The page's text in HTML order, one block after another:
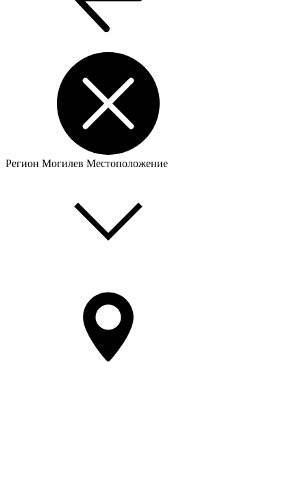
Регион Могилев Местоположение